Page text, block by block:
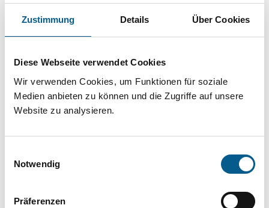
Zustimmung Details Über Cookies
Diese Webseite verwendet Cookies
Wir verwenden Cookies, um Funktionen für soziale
Medien anbieten zu können und die Zugriffe auf unsere
Website zu analysieren.
Notwendig
Präferenzen
Sie suchen finanzielle Unterstützung für ein
Projekt oder ein Vorhaben? Hier können Sie
Stiftungsdatenbank recherchieren. Bei der
Suche bitte die Groß- und Kleinschreibung
beachten.
können durch die Wahl von Bereichen oder